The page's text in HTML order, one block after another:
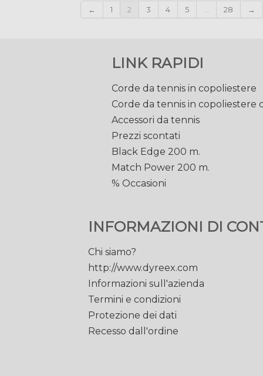
← 1 2 3 4 5 ... 28 →
LINK RAPIDI
Corde da tennis in copoliestere
Corde da tennis in copoliestere
Accessori da tennis
Prezzi scontati
Black Edge 200 m.
Match Power 200 m.
% Occasioni
INFORMAZIONI DI
Chi siamo?
http://www.dyreex.com
Informazioni sull'azienda
Termini e condizioni
Protezione dei dati
Recesso dall'ordine